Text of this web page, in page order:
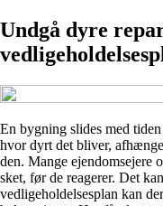
Undgå dyre
En bygning slides med
hvor dyrt det bliver,
den. Mange ejendomsejere
sket, før de reagerer. Det
vedligeholdelsesplan kan